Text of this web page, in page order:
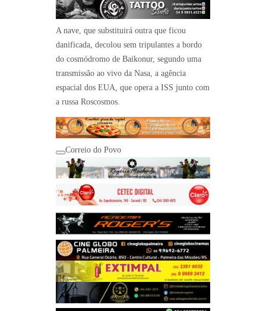
A nave, que substituirá outra que ficou
danificada, decolou sem tripulantes a bordo
do cosmódromo de Baikonur, segundo uma
transmissão ao vivo da Nasa, a agência
espacial dos EUA, que opera a ISS junto com
a russa Roscosmos.
Correio do Povo